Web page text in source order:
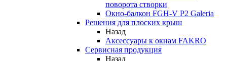
поворота створки
Окно-балкон FGH-V P2 Galeria
Решения для плоских крыш
Назад
Аксессуары к окнам FAKRO
Сервисная продукция
Назад